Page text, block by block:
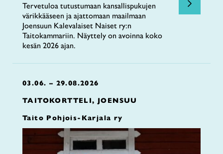
Tervetuloa tutustumaan kansallispukujen
värikkääseen ja ajattomaan maailmaan
Joensuun Kalevalaiset Naiset ry:n
Taitokammariin. Näyttely on avoinna koko
kesän 2026 ajan.
03.06. – 29.08.2026
TAITOKORTTELI, JOENSUU
Taito Pohjois-Karjala ry